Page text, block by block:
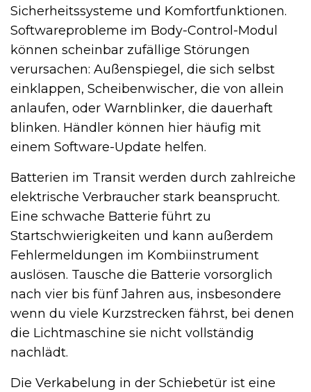
Sicherheitssysteme und Komfortfunktionen.
Softwareprobleme im Body-Control-Modul
können scheinbar zufällige Störungen
verursachen: Außenspiegel, die sich selbst
einklappen, Scheibenwischer, die von allein
anlaufen, oder Warnblinker, die dauerhaft
blinken. Händler können hier häufig mit
einem Software-Update helfen.
Batterien im Transit werden durch zahlreiche
elektrische Verbraucher stark beansprucht.
Eine schwache Batterie führt zu
Startschwierigkeiten und kann außerdem
Fehlermeldungen im Kombiinstrument
auslösen. Tausche die Batterie vorsorglich
nach vier bis fünf Jahren aus, insbesondere
wenn du viele Kurzstrecken fährst, bei denen
die Lichtmaschine sie nicht vollständig
nachlädt.
Die Verkabelung in der Schiebetür ist eine